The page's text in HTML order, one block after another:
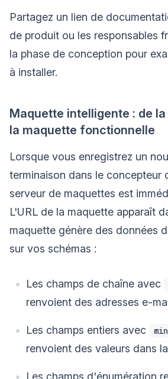
Partagez un lien de
de produit ou les responsables
la phase de conception pour
à installer.
Maquette intelligente : de
la maquette fonctionnelle
Lorsque vous enregistrez un
terminaison dans le concepteur
serveur de maquettes est
L'URL de la maquette apparaît
maquette génère des données
sur vos schémas :
Les champs de chaîne avec
renvoient des adresses e-
Les champs entiers avec
renvoient des valeurs dans
Les champs d'énumération